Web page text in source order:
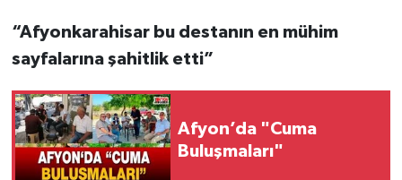
“Afyonkarahisar bu destanın en mühim
sayfalarına şahitlik etti”
Afyon’da "Cuma
Buluşmaları"